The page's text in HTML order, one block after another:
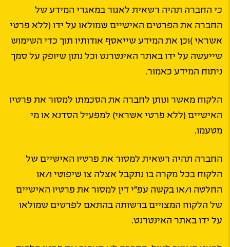
כי החברה תהיה רשאית לאגור במאגרי המידע של
החברה את הפרטים האישיים שמולאו על ידו (ללא פרטי
אשראי )וכן את המידע שייאסף אודותיו תוך כדי השימוש
שייעשה על ידו באתר האינטרנט וכל נתון שיופק על סמך
ניתוח המידע כאמור.
הלקוח מאשר ונותן לחברה את הסכמתו למסור את פרטיו
האישיים (ללא פרטי אשראי) למפעיל הסדנא או מי
מטעמו.
החברה תהיה רשאית למסור את פרטיו האישיים של
הלקוח בכל מקרה בו נתקבל אצלה צו שיפוטי ו/או
החלטה ו/או בקשה עפ”י דין למסור את פרטיו האישיים
של הלקוח המצויים ברשותה בהתאם לפרטים שמולאו
על ידו באתר האינטרנט.